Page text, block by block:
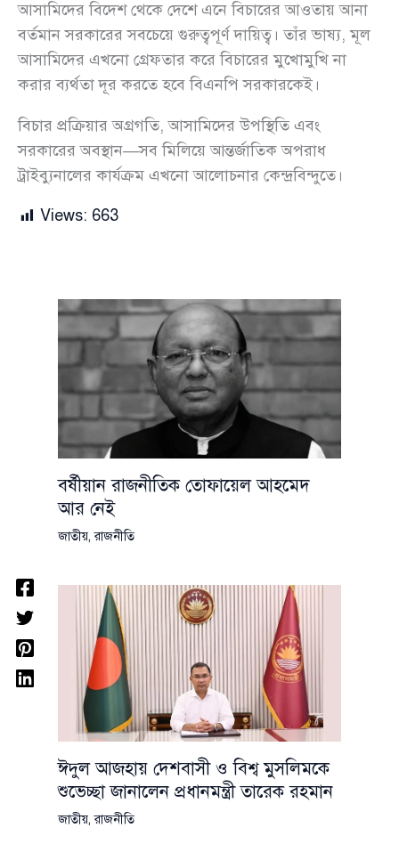
আসামিদের বিদেশ থেকে দেশে এনে বিচারের আওতায় আনা
বর্তমান সরকারের সবচেয়ে গুরুত্বপূর্ণ দায়িত্ব। তাঁর ভাষ্য, মূল
আসামিদের এখনো গ্রেফতার করে বিচারের মুখোমুখি না
করার ব্যর্থতা দূর করতে হবে বিএনপি সরকারকেই।
বিচার প্রক্রিয়ার অগ্রগতি, আসামিদের উপস্থিতি এবং
সরকারের অবস্থান—সব মিলিয়ে আন্তর্জাতিক অপরাধ
ট্রাইব্যুনালের কার্যক্রম এখনো আলোচনার কেন্দ্রবিন্দুতে।
Views: 663
বর্ষীয়ান রাজনীতিক তোফায়েল আহমেদ
আর নেই
জাতীয়,রাজনীতি
ঈদুল আজহায় দেশবাসী ও বিশ্ব মুসলিমকে
শুভেচ্ছা জানালেন প্রধানমন্ত্রী তারেক রহমান
জাতীয়,রাজনীতি